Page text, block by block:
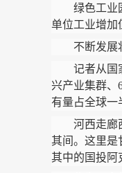
绿色工业园
单位工业增加
不断发展壮
记者从国家
兴产业集群、
有量占全球一
河西走廊西
其间。这里是
其中的国投阿